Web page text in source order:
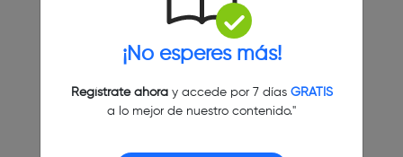
¡No esperes más!
Regístrate ahoray accede por 7 días GRATIS
a lo mejor de nuestro contenido."